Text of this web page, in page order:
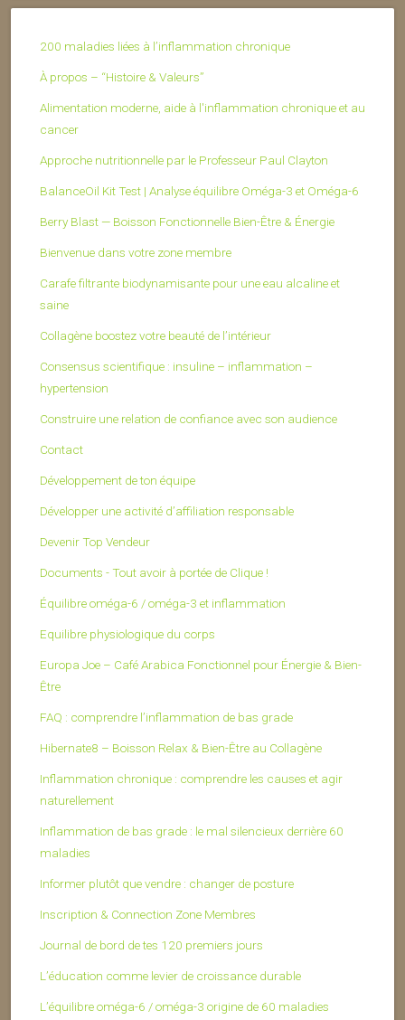
200 maladies liées à l’inflammation chronique
À propos – “Histoire & Valeurs”
Alimentation moderne, aide à l'inflammation chronique et au
cancer
Approche nutritionnelle par le Professeur Paul Clayton
BalanceOil Kit Test | Analyse équilibre Oméga-3 et Oméga-6
Berry Blast — Boisson Fonctionnelle Bien-Être & Énergie
Bienvenue dans votre zone membre
Carafe filtrante biodynamisante pour une eau alcaline et
saine
Collagène boostez votre beauté de l’intérieur
Consensus scientifique : insuline – inflammation –
hypertension
Construire une relation de confiance avec son audience
Contact
Développement de ton équipe
Développer une activité d’affiliation responsable
Devenir Top Vendeur
Documents - Tout avoir à portée de Clique !
Équilibre oméga-6 / oméga-3 et inflammation
Equilibre physiologique du corps
Europa Joe – Café Arabica Fonctionnel pour Énergie & Bien-
Être
FAQ : comprendre l’inflammation de bas grade
Hibernate8 – Boisson Relax & Bien-Être au Collagène
Inflammation chronique : comprendre les causes et agir
naturellement
Inflammation de bas grade : le mal silencieux derrière 60
maladies
Informer plutôt que vendre : changer de posture
Inscription & Connection Zone Membres
Journal de bord de tes 120 premiers jours
L’éducation comme levier de croissance durable
L’équilibre oméga-6 / oméga-3 origine de 60 maladies